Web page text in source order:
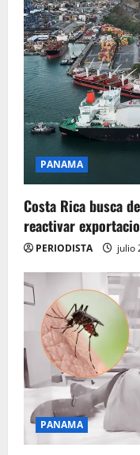
PANAMA
Costa Rica busca
reactivar
PERIODISTA julio
PANAMA